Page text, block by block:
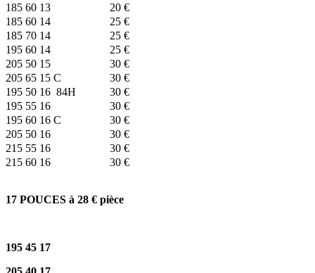
185 60 13
20 €
185 60 14
25 €
185 70 14
25 €
195 60 14
25 €
205 50 15
30 €
205 65 15 C
30 €
195 50 16 84H
30 €
195 55 16
30 €
195 60 16 C
30 €
205 50 16
30 €
215 55 16
30 €
215 60 16
30 €
17 POUCES à 28 € pièce
195 45 17